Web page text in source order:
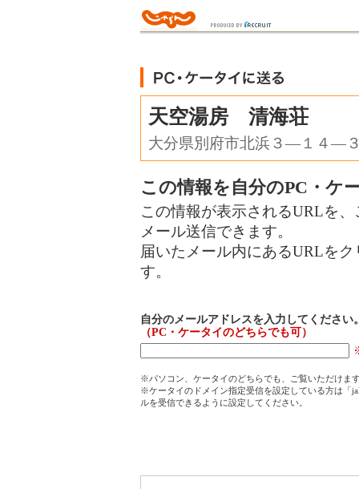
天空湯房 清海荘
大分県別府市北浜３―１４―
この情報を自分のPC・ケ
この情報が表示されるURLを
メール送信できます。
届いたメール内にあるURLを
す。
自分のメールアドレスを入力してください
（PC・ケータイのどちらでも可）
※パソコン、ケータイのどちらでも、ご覧いただけま
※ケータイのドメイン指定受信を設定している方は「
ルを受信できるように設定してください。